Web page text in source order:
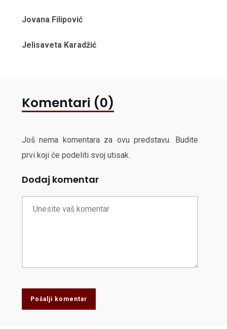
Jovana Filipović
Jelisaveta Karadžić
Komentari (0)
Još nema komentara za ovu predstavu. Budite
prvi koji će podeliti svoj utisak.
Dodaj komentar
Pošalji komentar